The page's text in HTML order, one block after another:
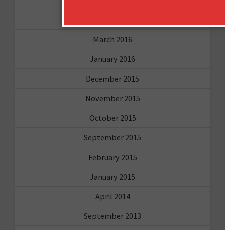
March 2016
January 2016
December 2015
November 2015
October 2015
September 2015
February 2015
January 2015
April 2014
September 2013